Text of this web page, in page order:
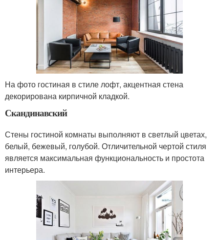
На фото гостиная в стиле лофт, акцентная стена
декорирована кирпичной кладкой.
Скандинавский
Стены гостиной комнаты выполняют в светлый цветах,
белый, бежевый, голубой. Отличительной чертой стиля
является максимальная функциональность и простота
интерьера.